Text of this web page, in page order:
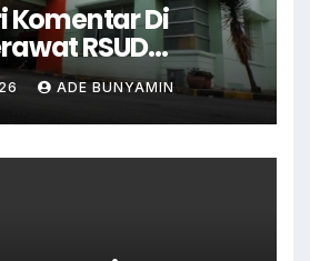
Komentar Di
RSUD
Di Non Aktifkan
ADE BUNYAMIN